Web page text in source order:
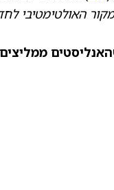
האולטימטיבי